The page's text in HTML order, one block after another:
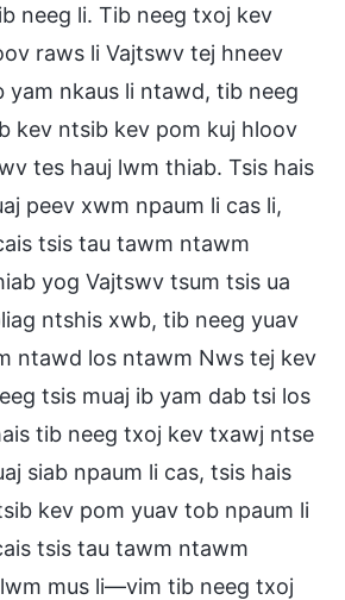
neeg li. Tib neeg txoj kev
raws li Vajtswv tej hneev
yam nkaus li ntawd, tib neeg
kev ntsib kev pom kuj hloov
tes hauj lwm thiab. Tsis hais
peev xwm npaum li cas li,
tsis tau tawm ntawm
yog Vajtswv tsum tsis ua
ntshis xwb, tib neeg yuav
ntawd los ntawm Nws tej kev
tsis muaj ib yam dab tsi los
tib neeg txoj kev txawj ntse
siab npaum li cas, tsis hais
kev pom yuav tob npaum li
tsis tau tawm ntawm
mus li—vim tib neeg txoj